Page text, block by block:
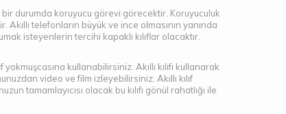
bir durumda koruyucu görevi görecektir. Koruyuculuk
Akıllı telefonların büyük ve ince olmasının yanında
isteyenlerin tercihi kapaklı kılıflar olacaktır.
kullanabilirsiniz. Akıllı kılıfı kullanarak
video ve film izleyebilirsiniz. Akıllı kılıf
tamamlayıcısı olacak bu kılıfı gönül rahatlığı ile